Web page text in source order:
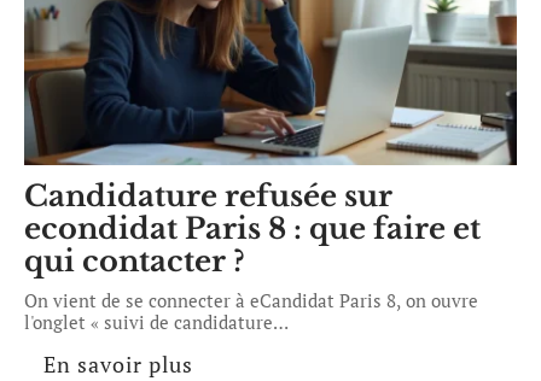
Candidature refusée sur
econdidat Paris 8 : que faire et
qui contacter ?
On vient de se connecter à eCandidat Paris 8, on ouvre
l'onglet « suivi de candidature…
En savoir plus